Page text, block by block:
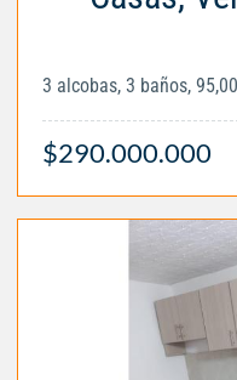
3 alcobas, 3 baños,
$290.000.000